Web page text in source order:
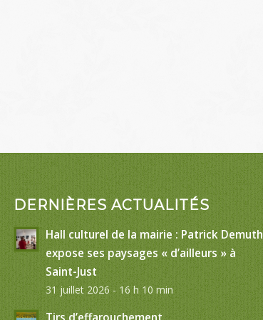
DERNIÈRES ACTUALITÉS
Hall culturel de la mairie : Patrick Demuth
expose ses paysages « d’ailleurs » à
Saint-Just
31 juillet 2026 - 16 h 10 min
Tirs d’effarouchement